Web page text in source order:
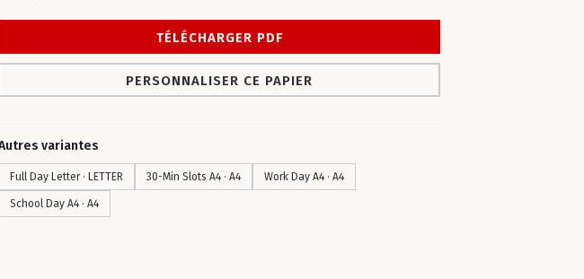
TÉLÉCHARGER PDF
PERSONNALISER CE PAPIER
variantes
Full Day Letter · LETTER 30-Min Slots A4 · A4 Work Day A4 · A4
School Day A4 · A4